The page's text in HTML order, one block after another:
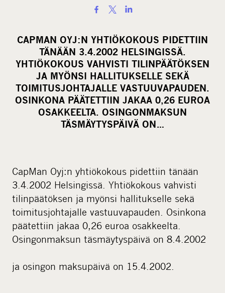
a
r
e
o
n
s
o
c
l
m
e
d
a
CAPMAN OYJ:N YHTIÖKOKOUS PIDETTIIN
TÄNÄÄN 3.4.2002 HELSINGISSÄ.
YHTIÖKOKOUS VAHVISTI TILINPÄÄTÖKSEN
JA MYÖNSI HALLITUKSELLE SEKÄ
TOIMITUSJOHTAJALLE VASTUUVAPAUDEN.
OSINKONA PÄÄTETTIIN JAKAA 0,26 EUROA
OSAKKEELTA. OSINGONMAKSUN
TÄSMÄYTYSPÄIVÄ ON…
CapMan Oyj:n yhtiökokous pidettiin tänään
3.4.2002 Helsingissä. Yhtiökokous vahvisti
tilinpäätöksen ja myönsi hallitukselle sekä
toimitusjohtajalle vastuuvapauden. Osinkona
päätettiin jakaa 0,26 euroa osakkeelta.
Osingonmaksun täsmäytyspäivä on 8.4.2002
ja osingon maksupäivä on 15.4.2002.